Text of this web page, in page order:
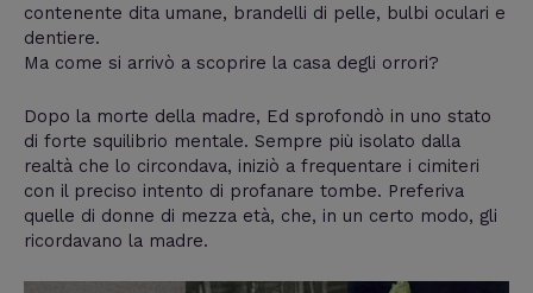
contenente dita umane, brandelli di pelle, bulbi oculari e
dentiere.
Ma come si arrivò a scoprire la casa degli orrori?
Dopo la morte della madre, Ed sprofondò in uno stato
di forte squilibrio mentale. Sempre più isolato dalla
realtà che lo circondava, iniziò a frequentare i cimiteri
con il preciso intento di profanare tombe. Preferiva
quelle di donne di mezza età, che, in un certo modo, gli
ricordavano la madre.